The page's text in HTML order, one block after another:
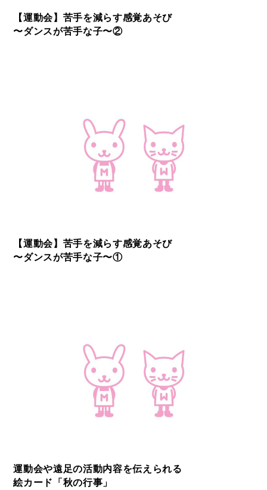
【運動会】苦手を減らす感覚あそび
〜ダンスが苦手な子〜②
【運動会】苦手を減らす感覚あそび
〜ダンスが苦手な子〜①
運動会や遠足の活動内容を伝えられる
絵カード「秋の行事」